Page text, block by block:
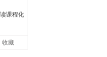
课程化
收藏